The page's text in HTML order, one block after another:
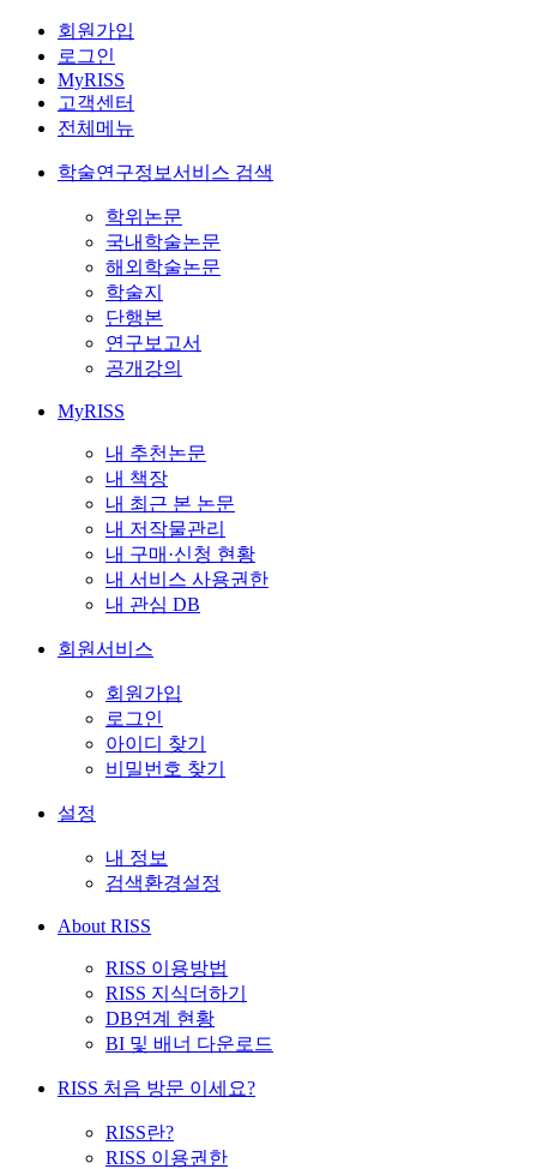
회원가입
로그인
MyRISS
고객센터
전체메뉴
학술연구정보서비스 검색
학위논문
국내학술논문
해외학술논문
학술지
단행본
연구보고서
공개강의
MyRISS
내 추천논문
내 책장
내 최근 본 논문
내 저작물관리
내 구매·신청 현황
내 서비스 사용권한
내 관심 DB
회원서비스
회원가입
로그인
아이디 찾기
비밀번호 찾기
설정
내 정보
검색환경설정
About RISS
RISS 이용방법
RISS 지식더하기
DB연계 현황
BI 및 배너 다운로드
RISS 처음 방문 이세요?
RISS란?
RISS 이용권한